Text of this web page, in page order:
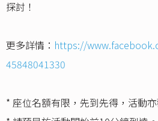
探討！
更多詳情： https://
45848041330
* 座位名額有限，先到先得，活動